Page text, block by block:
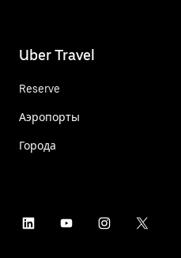
Uber Travel
Reserve
Аэропорты
Города